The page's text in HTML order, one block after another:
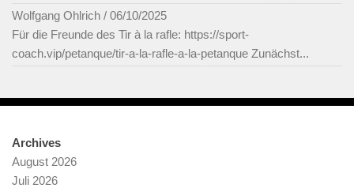
Wolfgang Ohlrich / 06/10/2025
Für die Freunde des Tir à la rafle: https://sport-
coach.vip/petanque/tir-a-la-rafle-a-la-petanque Zunächst...
Archives
August 2026
Juli 2026